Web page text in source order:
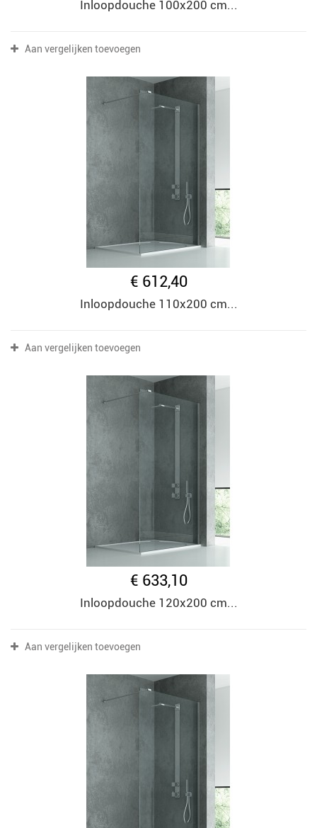
Inloopdouche 100x200 cm...
Aan vergelijken toevoegen
€ 612,40
Inloopdouche 110x200 cm...
Aan vergelijken toevoegen
€ 633,10
Inloopdouche 120x200 cm...
Aan vergelijken toevoegen